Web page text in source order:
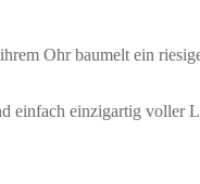
Ohr baumelt ein
einfach einzigartig voller